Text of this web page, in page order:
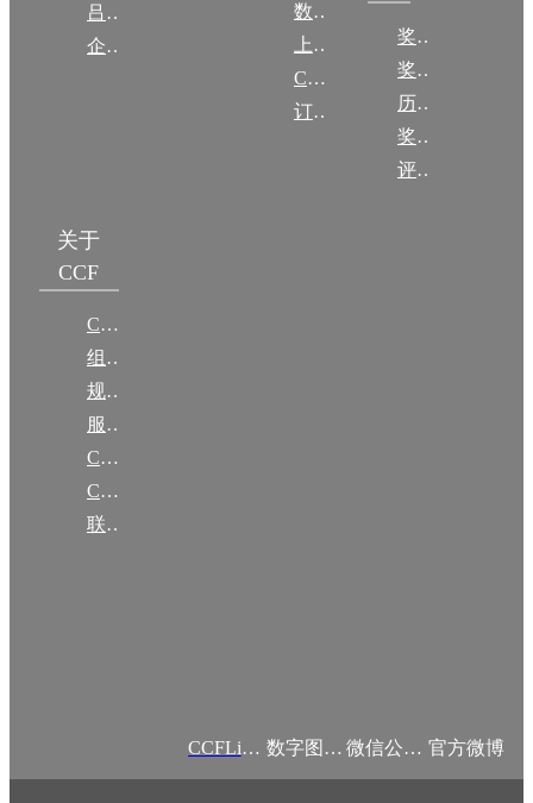
吕梁振兴
企智会
数图编审委员会
上传/发布作品
CCF DL Focus
订阅《计算》
奖励动态
奖励目录
历年获奖名单
奖项推荐
评奖条例
关于
CCF
CCF简介
组织机构
规章
服务项目
CCF大事记
CCF创建60周年
联系我们
CCFLink APP 数字图书馆 微信公众号 官方微博